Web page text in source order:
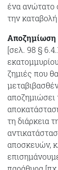
ένα ανώτατο
την
Αποζημίωση
[σελ. 98 §
ζημιές που
αποζημιώσει
τη διάρκεια
αποσκευών,